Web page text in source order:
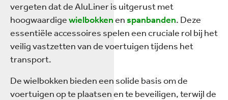
vergeten dat de AluLiner is uitgerust met
hoogwaardigewielbokkenenspanbanden. Deze
essentiële accessoires spelen een cruciale rol bij het
veilig vastzetten van de voertuigen tijdens het
transport.
De wielbokken bieden een solide basis om de
voertuigen op te plaatsen en te beveiligen, terwijl de